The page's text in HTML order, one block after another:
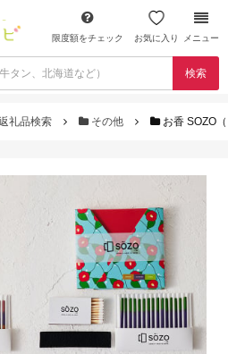
限度額をチェック お気に入り メニュー
検索
礼品検索 その他 お香 SOZO